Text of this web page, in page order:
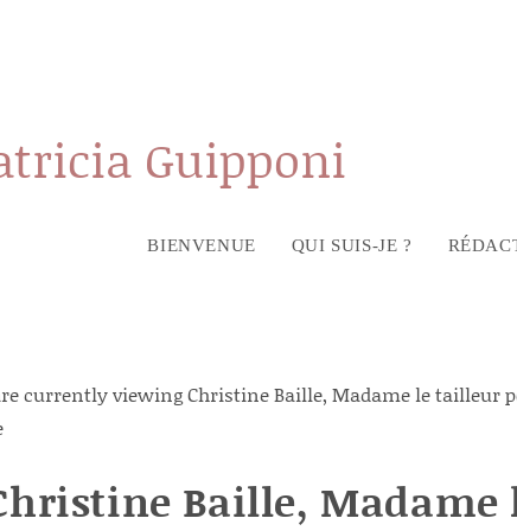
Guipponi
BIENVENUE QUI SUIS-JE ?
Baille, Madame